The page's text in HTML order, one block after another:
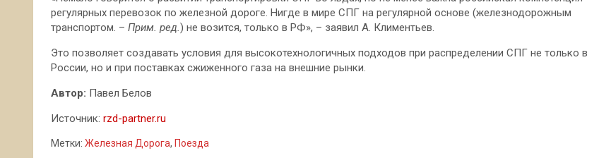
регулярных перевозок по железной дороге. Нигде в мире СПГ на регулярной основе (железнодорожным
транспортом. – Прим. ред.) не возится, только в РФ», – заявил А. Климентьев.
Это позволяет создавать условия для высокотехнологичных подходов при распределении СПГ не только в
России, но и при поставках сжиженного газа на внешние рынки.
Автор: Павел Белов
Источник: rzd-partner.ru
Метки: Железная Дорога, Поезда